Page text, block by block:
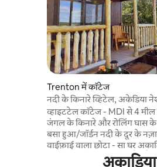
Trenton में कॉटेज
नदी के किनारे व्हिटेल, अकेडिया
व्हाइटटेल कॉटेज - MDI से 4 मील
जंगल के किनारे और रोलिंग घास के
बसा हुआ/जॉर्डन नदी के दूर के
वाईफ़ाई वाला छोटा - सा घर
से सिर्फ़ 10 मील की दूरी पर है -